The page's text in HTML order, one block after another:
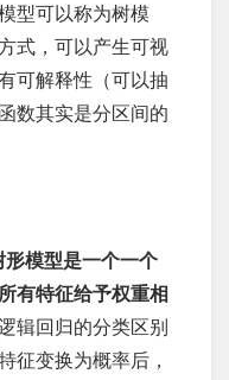
型可以称为树模
式，可以产生可视
可解释性（可以抽
数其实是分区间的
形模型是一个一个
有特征给予权重相
辑回归的分类区别
征变换为概率后，